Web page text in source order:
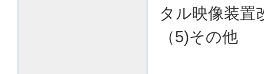
タル映像装置
（5)その他